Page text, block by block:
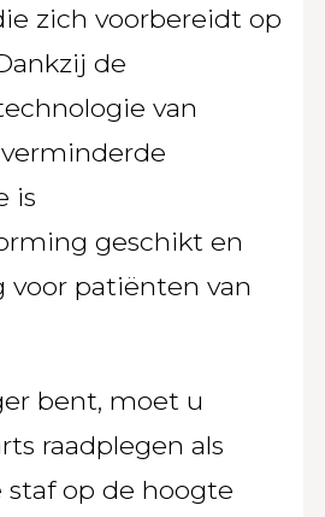
zich voorbereidt op
de
van
is
geschikt en
voor patiënten van
bent, moet u
raadplegen als
op de hoogte